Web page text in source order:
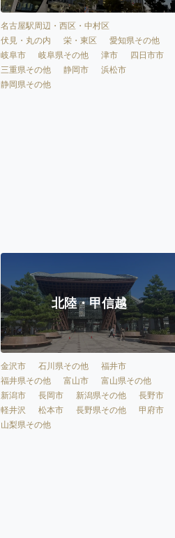
名古屋駅周辺・西区・中村区
伏見・丸の内
栄・東区
愛知県その他
岐阜市
岐阜県その他 津市
四日市市
三重県その他
静岡市
浜松市
静岡県その他
北陸・甲信越
金沢市 石川県その他
福井市
福井県その他
富山市
富山県その他
新潟市
長岡市 新潟県その他
長野市
軽井沢
松本市 長野県その他
甲府市
山梨県その他